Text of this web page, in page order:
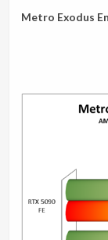
Metro Exodus